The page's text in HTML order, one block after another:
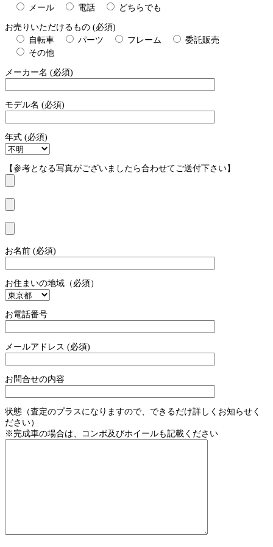
メール
電話 どちらでも
お売りいただけるもの (必須)
自転車
パーツ フレーム
委託販売
その他
メーカー名 (必須)
モデル名 (必須)
年式 (必須)
【参考となる写真がございましたら合わせてご送付下さい】
お名前 (必須)
お住まいの地域（必須）
お電話番号
メールアドレス (必須)
お問合せの内容
状態（査定のプラスになりますので、できるだけ詳しくお知らせく
ださい）
※完成車の場合は、コンポ及びホイールも記載ください